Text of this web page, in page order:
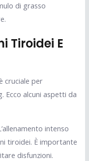
di grasso
Tiroidei E
cruciale per
Ecco alcuni aspetti da
intenso
tiroidei. È importante
disfunzioni.